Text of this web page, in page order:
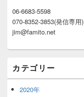
ィ
ジ
ェ
ト
ア
06-6683-5598
070-8352-3853(発信専用)
jim@famito.net
カテゴリー
2020年